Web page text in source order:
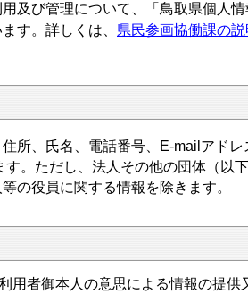
及び管理について、「鳥取県個人情
す。詳しくは、 県民参画協働課の
所、氏名、電話番号、E-mailアドレ
。ただし、法人その他の団体（以
の役員に関する情報を除きます。
用者御本人の意思による情報の提供